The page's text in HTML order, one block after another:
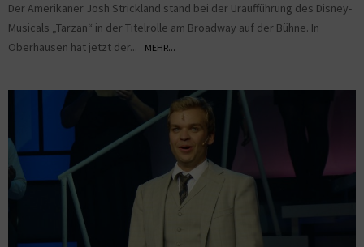
Der Amerikaner Josh Strickland stand bei der Uraufführung des Disney-
Musicals „Tarzan“ in der Titelrolle am Broadway auf der Bühne. In
Oberhausen hat jetzt der...
MEHR...